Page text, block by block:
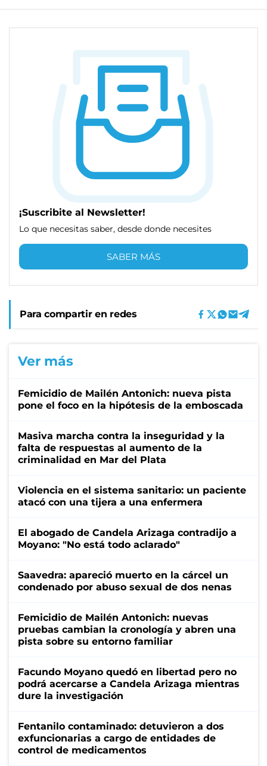
¡Suscribite al Newsletter!
Lo que necesitas saber, desde donde necesites
SABER MÁS
Para compartir en redes
Ver más
Femicidio de Mailén Antonich: nueva pista
pone el foco en la hipótesis de la emboscada
Masiva marcha contra la inseguridad y la
falta de respuestas al aumento de la
criminalidad en Mar del Plata
Violencia en el sistema sanitario: un paciente
atacó con una tijera a una enfermera
El abogado de Candela Arizaga contradijo a
Moyano: "No está todo aclarado"
Saavedra: apareció muerto en la cárcel un
condenado por abuso sexual de dos nenas
Femicidio de Mailén Antonich: nuevas
pruebas cambian la cronología y abren una
pista sobre su entorno familiar
Facundo Moyano quedó en libertad pero no
podrá acercarse a Candela Arizaga mientras
dure la investigación
Fentanilo contaminado: detuvieron a dos
exfuncionarias a cargo de entidades de
control de medicamentos